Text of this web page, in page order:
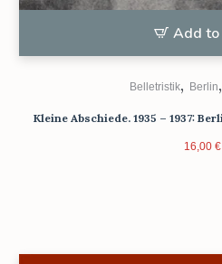
Add
Belletristik, Berlin,
Kleine Abschiede. 1935 – 1937:
16,00 €